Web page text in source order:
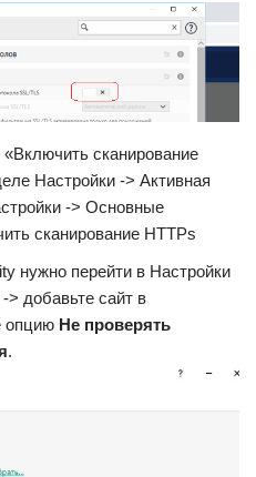
сканирование
Настройки -> Активная
-> Основные
нужно перейти в Настройки
добавьте сайт в
опцию Не проверять
.